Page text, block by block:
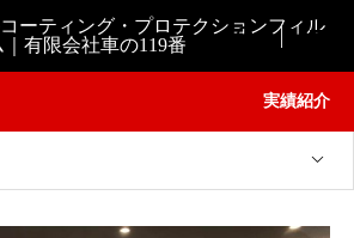
ーティング・プロテクションフィル
｜有限会社車の119番

実績紹介